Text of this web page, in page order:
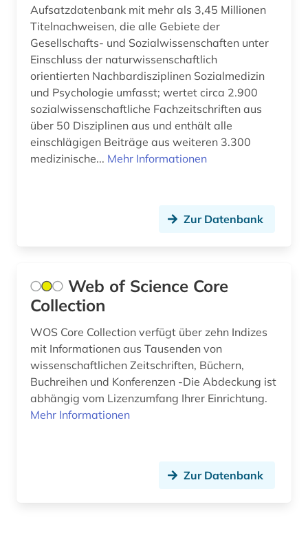
Aufsatzdatenbank mit mehr als 3,45 Millionen
Titelnachweisen, die alle Gebiete der
Gesellschafts- und Sozialwissenschaften unter
Einschluss der naturwissenschaftlich
orientierten Nachbardisziplinen Sozialmedizin
und Psychologie umfasst; wertet circa 2.900
sozialwissenschaftliche Fachzeitschriften aus
über 50 Disziplinen aus und enthält alle
einschlägigen Beiträge aus weiteren 3.300
medizinische... Mehr Informationen
Zur Datenbank
Web of Science Core
Collection
WOS Core Collection verfügt über zehn Indizes
mit Informationen aus Tausenden von
wissenschaftlichen Zeitschriften, Büchern,
Buchreihen und Konferenzen -Die Abdeckung ist
abhängig vom Lizenzumfang Ihrer Einrichtung.
Mehr Informationen
Zur Datenbank